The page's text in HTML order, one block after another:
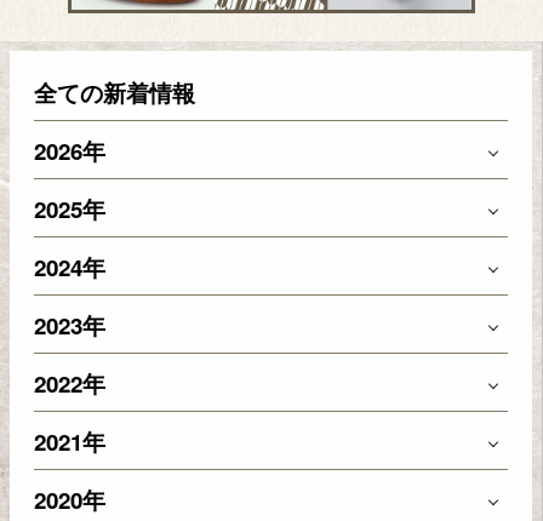
全ての新着情報
2026年
2025年
2024年
2023年
2022年
2021年
2020年